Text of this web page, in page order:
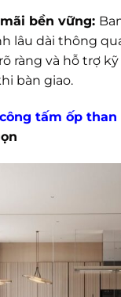
bền vững:
lâu dài thông
ràng và hỗ trợ
bàn giao.
tấm ốp than